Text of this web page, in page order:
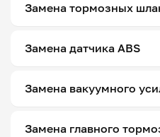
Замена тормозных
Замена датчика ABS
Замена вакуумного
Замена главного